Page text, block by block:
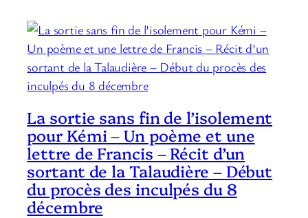
La sortie sans fin de l’isolement
pour Kémi – Un poème et une
lettre de Francis – Récit d’un
sortant de la Talaudière – Début
du procès des inculpés du 8
décembre